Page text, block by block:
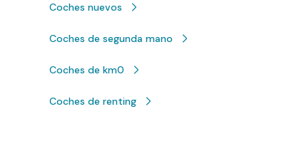
Coches nuevos
Coches de segunda mano
Coches de km0
Coches de renting